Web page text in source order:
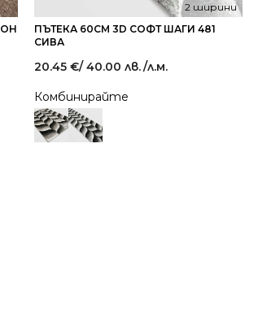
ПЪТЕКА 60СМ 3D СОФТ ШАГИ 481
СИВА
2 ширини
20.45 €/ 40.00 лв./л.м.
Комбинирайте